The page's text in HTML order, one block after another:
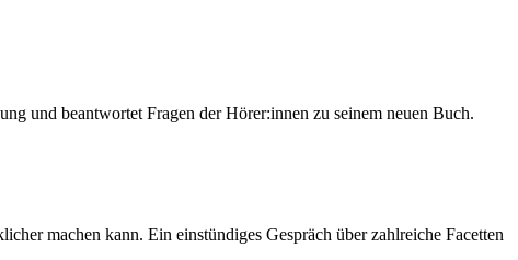
und beantwortet Fragen der Hörer:innen zu seinem neuen Buch.
machen kann. Ein einstündiges Gespräch über zahlreiche Facetten